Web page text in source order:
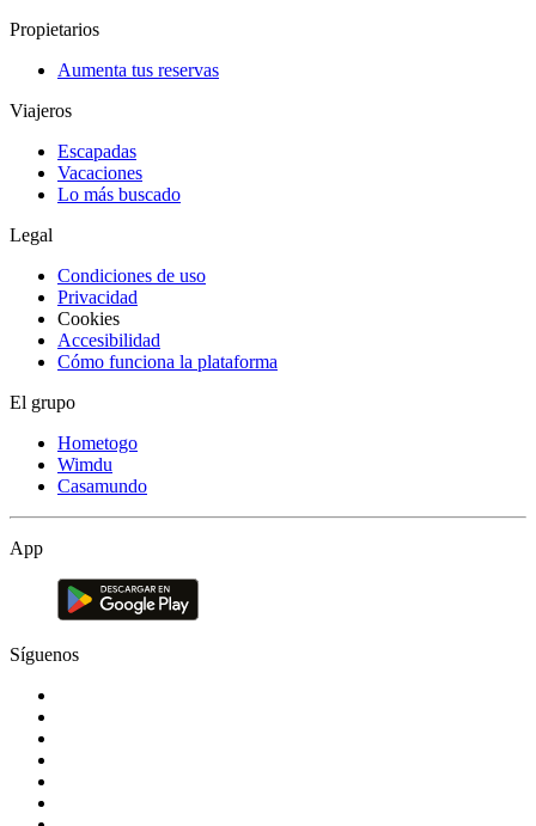
Propietarios
Aumenta tus reservas
Viajeros
Escapadas
Vacaciones
Lo más buscado
Legal
Condiciones de uso
Privacidad
Cookies
Accesibilidad
Cómo funciona la plataforma
El grupo
Hometogo
Wimdu
Casamundo
App
Síguenos